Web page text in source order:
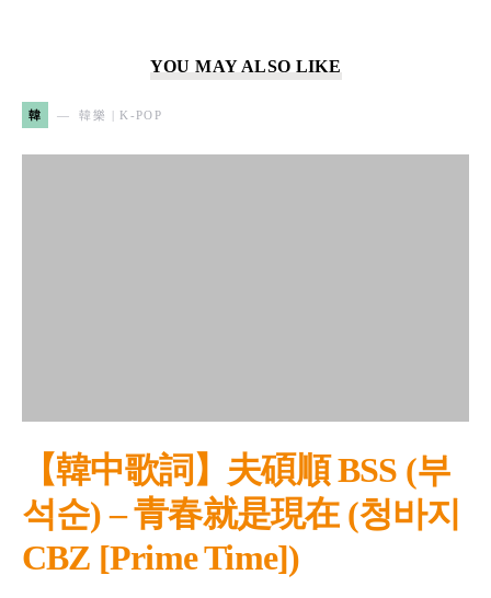
YOU MAY ALSO LIKE
韓 韓樂 | K-POP
【韓中歌詞】夫碩順 BSS (부
석순) – 青春就是現在 (청바지
CBZ [Prime Time])